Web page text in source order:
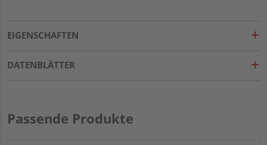
EIGENSCHAFTEN
DATENBLÄTTER
Passende Produkte